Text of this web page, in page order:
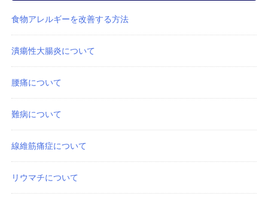
食物アレルギーを改善する方法
潰瘍性大腸炎について
腰痛について
難病について
線維筋痛症について
リウマチについて